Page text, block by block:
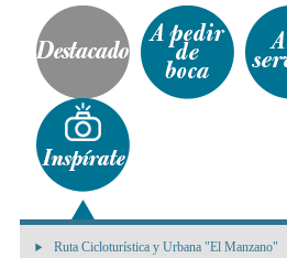
Ruta Cicloturística y Urbana "El Manzano"